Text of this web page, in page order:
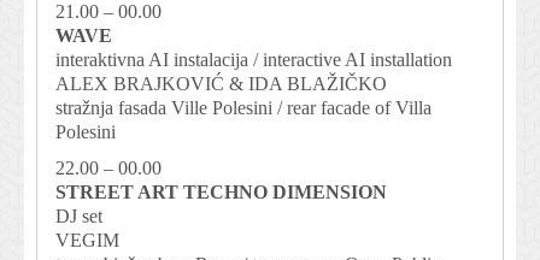
21.00 – 00.00
WAVE
interaktivna AI instalacija / interactive AI installation
ALEX BRAJKOVIĆ & IDA BLAŽIČKO
stražnja fasada Ville Polesini / rear facade of Villa
Polesini
22.00 – 00.00
STREET ART TECHNO DIMENSION
DJ set
VEGIM